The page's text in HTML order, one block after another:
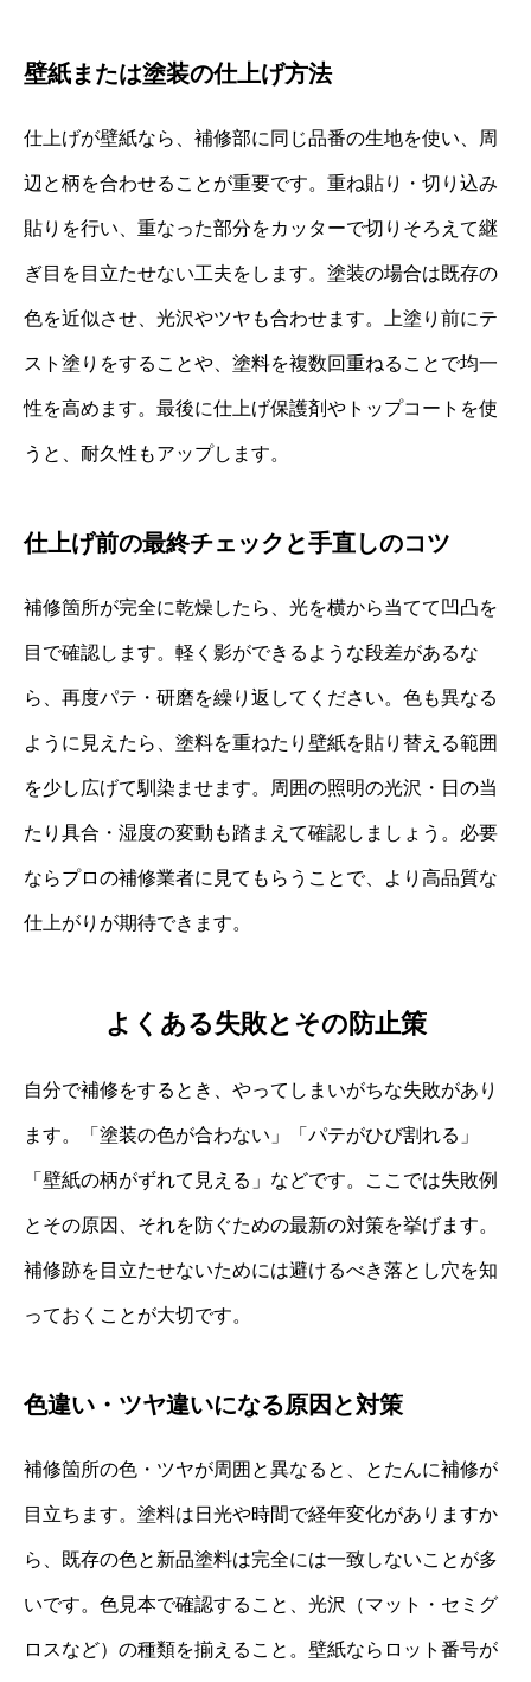
壁紙または塗装の仕上げ方法
仕上げが壁紙なら、補修部に同じ品番の生地を使い、周
辺と柄を合わせることが重要です。重ね貼り・切り込み
貼りを行い、重なった部分をカッターで切りそろえて継
ぎ目を目立たせない工夫をします。塗装の場合は既存の
色を近似させ、光沢やツヤも合わせます。上塗り前にテ
スト塗りをすることや、塗料を複数回重ねることで均一
性を高めます。最後に仕上げ保護剤やトップコートを使
うと、耐久性もアップします。
仕上げ前の最終チェックと手直しのコツ
補修箇所が完全に乾燥したら、光を横から当てて凹凸を
目で確認します。軽く影ができるような段差があるな
ら、再度パテ・研磨を繰り返してください。色も異なる
ように見えたら、塗料を重ねたり壁紙を貼り替える範囲
を少し広げて馴染ませます。周囲の照明の光沢・日の当
たり具合・湿度の変動も踏まえて確認しましょう。必要
ならプロの補修業者に見てもらうことで、より高品質な
仕上がりが期待できます。
よくある失敗とその防止策
自分で補修をするとき、やってしまいがちな失敗があり
ます。「塗装の色が合わない」「パテがひび割れる」
「壁紙の柄がずれて見える」などです。ここでは失敗例
とその原因、それを防ぐための最新の対策を挙げます。
補修跡を目立たせないためには避けるべき落とし穴を知
っておくことが大切です。
色違い・ツヤ違いになる原因と対策
補修箇所の色・ツヤが周囲と異なると、とたんに補修が
目立ちます。塗料は日光や時間で経年変化がありますか
ら、既存の色と新品塗料は完全には一致しないことが多
いです。色見本で確認すること、光沢（マット・セミグ
ロスなど）の種類を揃えること。壁紙ならロット番号が